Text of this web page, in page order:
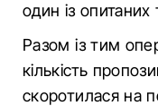
один із опитаних
Разом із тим
кількість
скоротилася на